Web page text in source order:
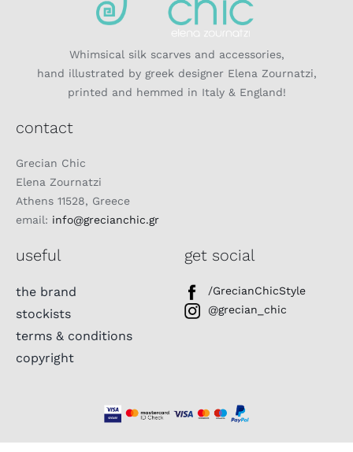
Whimsical silk scarves and accessories,
hand illustrated by greek designer Elena Zournatzi,
printed and hemmed in Italy & England!
contact
Grecian Chic
Elena Zournatzi
Athens 11528, Greece
email: info@grecianchic.gr
useful
the brand
stockists
terms & conditions
copyright
get social
/GrecianChicStyle
@grecian_chic